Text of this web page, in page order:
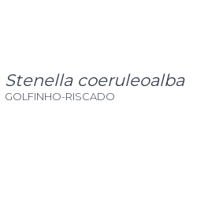
Stenella coeruleoalba
GOLFINHO-RISCADO